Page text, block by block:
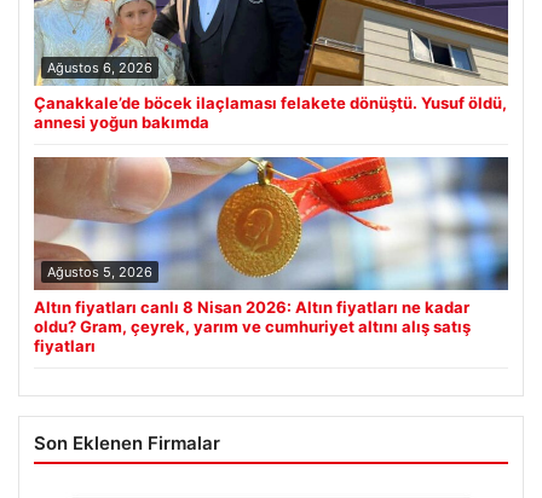
Ağustos 6, 2026
Çanakkale’de böcek ilaçlaması felakete dönüştü. Yusuf öldü,
annesi yoğun bakımda
Ağustos 5, 2026
Altın fiyatları canlı 8 Nisan 2026: Altın fiyatları ne kadar
oldu? Gram, çeyrek, yarım ve cumhuriyet altını alış satış
fiyatları
Son Eklenen Firmalar